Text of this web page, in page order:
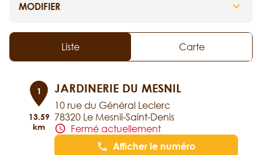
MODIFIER
Liste Carte
1
13.59
km
JARDINERIE DU MESNIL
10 rue du Général Leclerc
78320 Le Mesnil-Saint-Denis
Fermé actuellement
Afficher le numéro